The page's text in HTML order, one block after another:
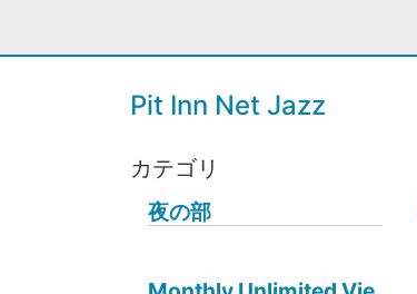
Pit Inn Net Jazz
カテゴリ
夜の部